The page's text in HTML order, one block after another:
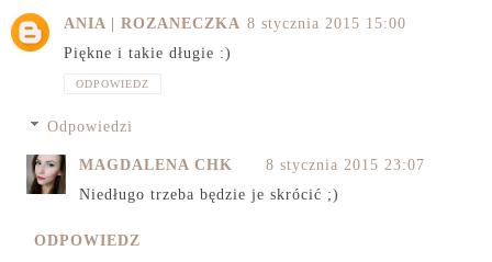
ANIA | ROZANECZKA 8 stycznia 2015 15:00
Piękne i takie długie :)
ODPOWIEDZ
Odpowiedzi
MAGDALENA CHK
8 stycznia 2015 23:07
Niedługo trzeba będzie je skrócić ;)
ODPOWIEDZ